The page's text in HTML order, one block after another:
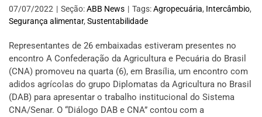
07/07/2022 | Seção:ABB News | Tags:Agropecuária, Intercâmbio,
Segurança alimentar, Sustentabilidade
Representantes de 26 embaixadas estiveram presentes no
encontro A Confederação da Agricultura e Pecuária do Brasil
(CNA) promoveu na quarta (6), em Brasília, um encontro com
adidos agrícolas do grupo Diplomatas da Agricultura no Brasil
(DAB) para apresentar o trabalho institucional do Sistema
CNA/Senar. O “Diálogo DAB e CNA” contou com a